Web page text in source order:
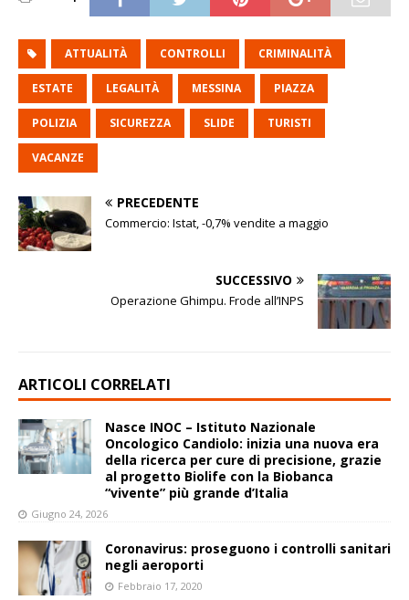
ATTUALITÀ CONTROLLI CRIMINALITÀ
ESTATE LEGALITÀ MESSINA PIAZZA
POLIZIA SICUREZZA SLIDE TURISTI
VACANZE
PRECEDENTE
Commercio: Istat, -0,7% vendite a maggio
SUCCESSIVO
Operazione Ghimpu. Frode all’INPS
ARTICOLI CORRELATI
Nasce INOC – Istituto Nazionale
Oncologico Candiolo: inizia una nuova era
della ricerca per cure di precisione, grazie
al progetto Biolife con la Biobanca
“vivente” più grande d’Italia
Giugno 24, 2026
Coronavirus: proseguono i controlli sanitari
negli aeroporti
Febbraio 17, 2020